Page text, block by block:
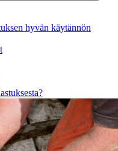
hyvän käytännön